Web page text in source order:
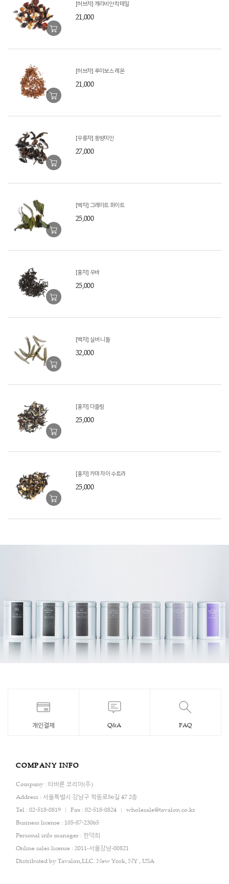
[허브차] 캐리비안 칵테일
21,000
[허브차] 루이보스 레몬
21,000
[우롱차] 동방미인
27,000
[백차] 그레이트 화이트
25,000
[홍차] 우바
25,000
[백차] 실버 니들
32,000
[홍차] 다즐링
25,000
[홍차] 카마 차이 수트라
25,000
개인결제 Q&A FAQ
COMPANY INFO
Company : 타바론 코리아(주)
Address : 서울특별시 강남구 학동로56길 47 2층
Tel : 02-518-0819
Fax : 02-518-0824
wholesale@tavalon.co.kr
Business license : 105-87-23065
Personal info manager : 한덕희
Online sales license : 2011-서울강남-00821
Distributed by Tavalon,LLC. New York, NY , USA